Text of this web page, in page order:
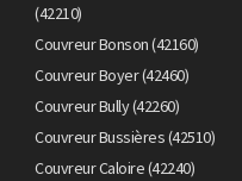
(42210)
Couvreur Bonson (42160)
Couvreur Boyer (42460)
Couvreur Bully (42260)
Couvreur Bussières (42510)
Couvreur Caloire (42240)